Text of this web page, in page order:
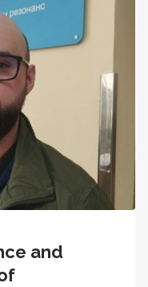
and